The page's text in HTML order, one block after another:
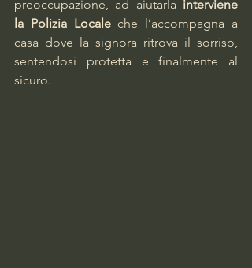
preoccupazione, ad aiutarla interviene
la Polizia Locale che l’accompagna a
casa dove la signora ritrova il sorriso,
sentendosi protetta e finalmente al
sicuro.